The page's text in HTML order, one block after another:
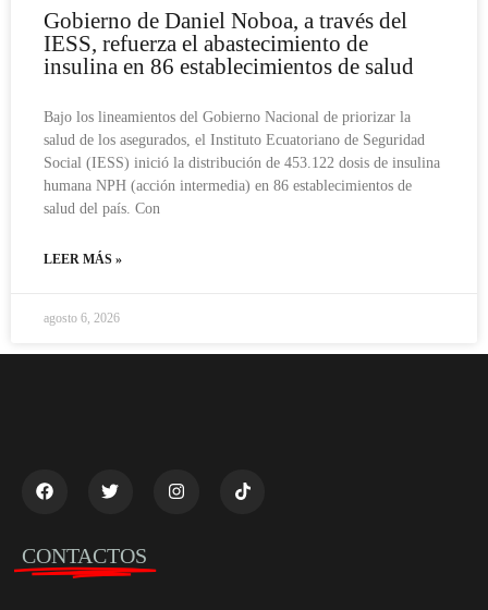
Gobierno de Daniel Noboa, a través del
IESS, refuerza el abastecimiento de
insulina en 86 establecimientos de salud
Bajo los lineamientos del Gobierno Nacional de priorizar la
salud de los asegurados, el Instituto Ecuatoriano de Seguridad
Social (IESS) inició la distribución de 453.122 dosis de insulina
humana NPH (acción intermedia) en 86 establecimientos de
salud del país. Con
LEER MÁS »
agosto 6, 2026
CONTACTOS